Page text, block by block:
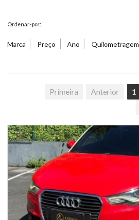
Ordenar-por:
Marca Preço Ano Quilometragem
Primeira Anterior 1